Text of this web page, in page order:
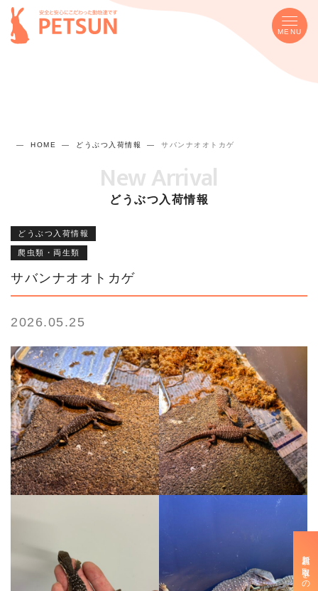
MENU
HOME どうぶつ入荷情報 サバンナオオトカゲ
New Arrival
どうぶつ入荷情報
どうぶつ入荷情報
爬虫類・両生類
サバンナオオトカゲ
2026.05.25
新規お取引きのご案内